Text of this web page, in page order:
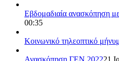
Εβδομαδιαία ανασκόπηση
00:35
Κοινωνικό τηλεοπτικό
Ανασκόπηση ΓΕΝ 202221